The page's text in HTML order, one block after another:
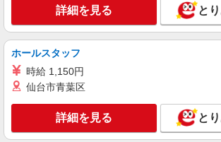
紹介予定派遣
株式会社シエロ
スマホ携帯販売【ワイモバイ
時給1400円〜1450円（
残業代支給 ★交通費別途支給
+゜・。○。・゜+゜・。○。
万円支給(規定有) お友達を紹介頂くと, インセンテ
ィブ支給(規定有) ★月2回払い・週払い可能（規程
有）★ ゜・。○。・゜+゜・。
熊本県熊本市中央区の家
キープ 詳
詳細を見る と
ホールスタッフ
時給 1,150円
仙台市青葉区
詳細を見る と